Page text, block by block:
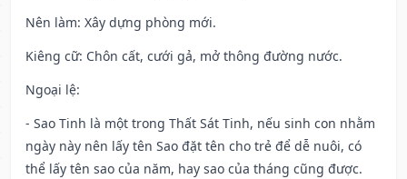
Nên làm: Xây dựng phòng mới.
Kiêng cữ: Chôn cất, cưới gả, mở thông đường nước.
Ngoại lệ:
- Sao Tinh là một trong Thất Sát Tinh, nếu sinh con nhằm
ngày này nên lấy tên Sao đặt tên cho trẻ để dễ nuôi, có
thể lấy tên sao của năm, hay sao của tháng cũng được.